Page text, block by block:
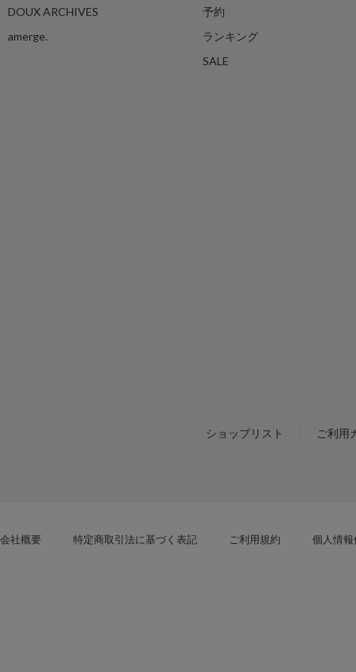
DOUX ARCHIVES
amerge.
予約
ランキング
SALE
ショップリスト ご利用
会社概要 特定商取引法に基づく表記 ご利用規約 個人情